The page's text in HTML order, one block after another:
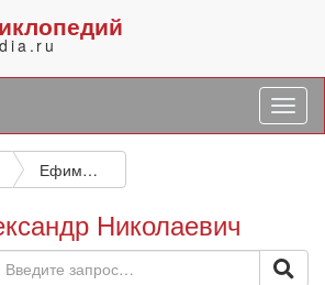
Ефимов Александр Николаевич
Николаевич